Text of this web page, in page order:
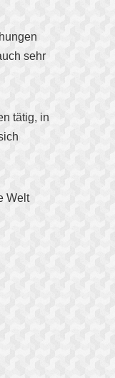
sehr
tätig, in
Welt